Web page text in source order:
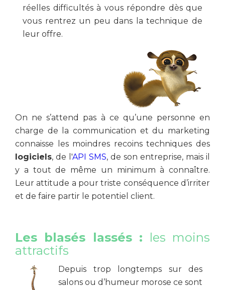
réelles difficultés à vous répondre dès que
vous rentrez un peu dans la technique de
leur offre.
On ne s’attend pas à ce qu’une personne en
charge de la communication et du marketing
connaisse les moindres recoins techniques des
logiciels, de l'API SMS, de son entreprise, mais il
y a tout de même un minimum à connaître.
Leur attitude a pour triste conséquence d’irriter
et de faire partir le potentiel client.
Les blasés lassés : les moins
attractifs
Depuis trop longtemps sur des
salons ou d’humeur morose ce sont